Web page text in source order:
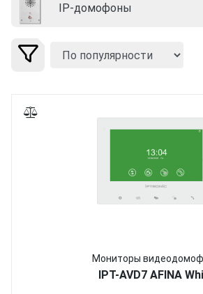
IP-домофоны
Мониторы
IPT-AVD7 AFINA